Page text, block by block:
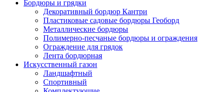
Бордюры и грядки
Декоративный бордюр Кантри
Пластиковые садовые бордюры Геоборд
Металлические бордюры
Полимерно-песчаные бордюры и ограждения
Ограждение для грядок
Лента бордюрная
Искусственный газон
Ландшафтный
Спортивный